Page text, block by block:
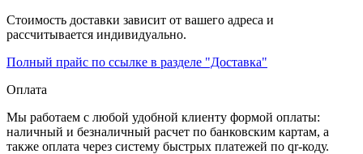
Стоимость доставки зависит от вашего адреса и
рассчитывается индивидуально.
Полный прайс по ссылке в разделе "Доставка"
Оплата
Мы работаем с любой удобной клиенту формой оплаты:
наличный и безналичный расчет по банковским картам, а
также оплата через систему быстрых платежей по qr-коду.